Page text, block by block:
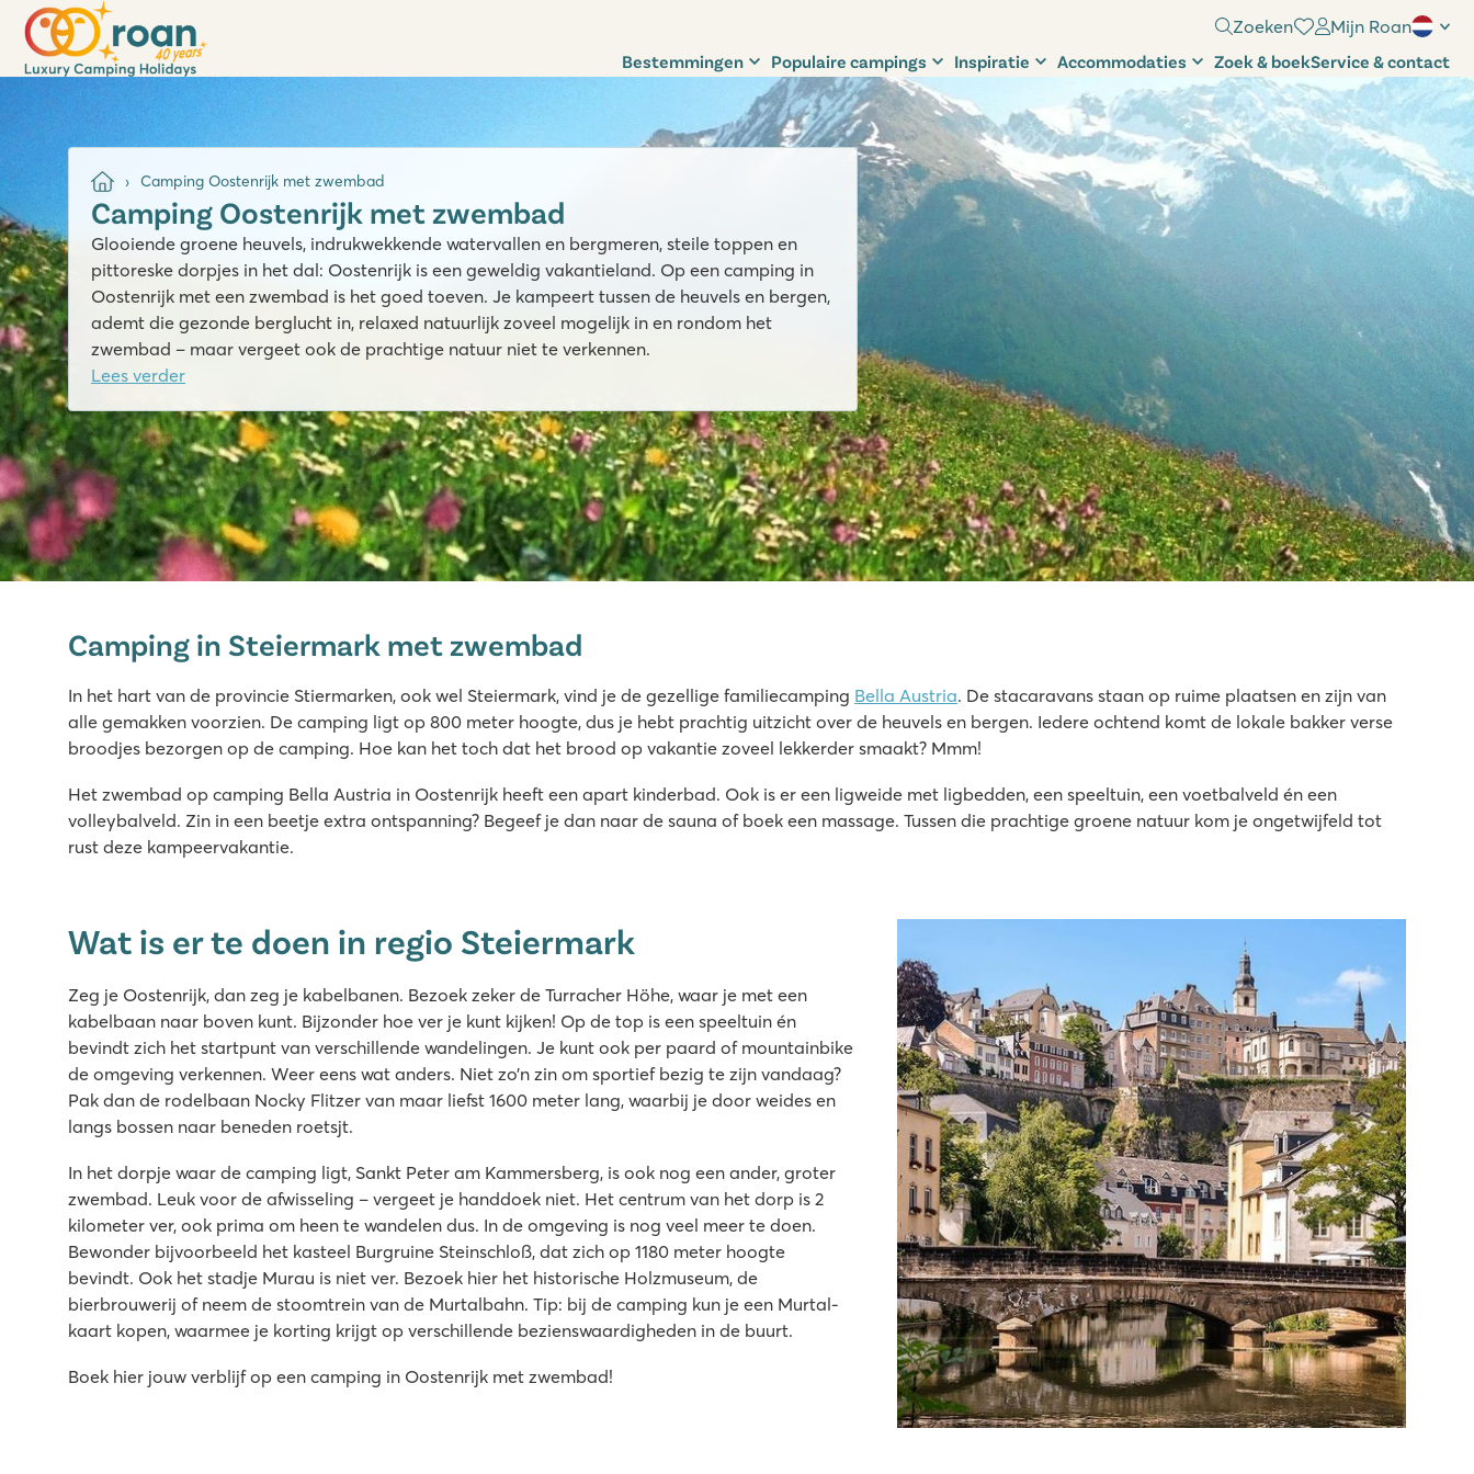
Zoeken Mijn Roan
Bestemmingen Populaire campings Inspiratie Accommodaties Zoek & boekService & contact
Camping Oostenrijk met zwembad
Camping Oostenrijk met zwembad
Glooiende groene heuvels, indrukwekkende watervallen en bergmeren, steile toppen en
pittoreske dorpjes in het dal: Oostenrijk is een geweldig vakantieland. Op een camping in
Oostenrijk met een zwembad is het goed toeven. Je kampeert tussen de heuvels en bergen,
ademt die gezonde berglucht in, relaxed natuurlijk zoveel mogelijk in en rondom het
zwembad – maar vergeet ook de prachtige natuur niet te verkennen.
Lees verder
Oostenrijk - - Stiermarken - St. Peter am Kammersberg
Mooi zwembad met apart kinderbad en ligweide
Prachtige omgeving voor mooie wandelingen
Camping in Steiermark met zwembad
In het hart van de provincie Stiermarken, ook wel Steiermark, vind je de gezellige familiecamping Bella Austria. De stacaravans staan op ruime plaatsen en zijn van
alle gemakken voorzien. De camping ligt op 800 meter hoogte, dus je hebt prachtig uitzicht over de heuvels en bergen. Iedere ochtend komt de lokale bakker verse
broodjes bezorgen op de camping. Hoe kan het toch dat het brood op vakantie zoveel lekkerder smaakt? Mmm!
Het zwembad op camping Bella Austria in Oostenrijk heeft een apart kinderbad. Ook is er een ligweide met ligbedden, een speeltuin, een voetbalveld én een
volleybalveld. Zin in een beetje extra ontspanning? Begeef je dan naar de sauna of boek een massage. Tussen die prachtige groene natuur kom je ongetwijfeld tot
rust deze kampeervakantie.
Wat is er te doen in regio Steiermark
Zeg je Oostenrijk, dan zeg je kabelbanen. Bezoek zeker de Turracher Höhe, waar je met een
kabelbaan naar boven kunt. Bijzonder hoe ver je kunt kijken! Op de top is een speeltuin én
bevindt zich het startpunt van verschillende wandelingen. Je kunt ook per paard of mountainbike
de omgeving verkennen. Weer eens wat anders. Niet zo’n zin om sportief bezig te zijn vandaag?
Pak dan de rodelbaan Nocky Flitzer van maar liefst 1600 meter lang, waarbij je door weides en
langs bossen naar beneden roetsjt.
In het dorpje waar de camping ligt, Sankt Peter am Kammersberg, is ook nog een ander, groter
zwembad. Leuk voor de afwisseling – vergeet je handdoek niet. Het centrum van het dorp is 2
kilometer ver, ook prima om heen te wandelen dus. In de omgeving is nog veel meer te doen.
Bewonder bijvoorbeeld het kasteel Burgruine Steinschloß, dat zich op 1180 meter hoogte
bevindt. Ook het stadje Murau is niet ver. Bezoek hier het historische Holzmuseum, de
bierbrouwerij of neem de stoomtrein van de Murtalbahn. Tip: bij de camping kun je een Murtal-
kaart kopen, waarmee je korting krijgt op verschillende bezienswaardigheden in de buurt.
Boek hier jouw verblijf op een camping in Oostenrijk met zwembad!